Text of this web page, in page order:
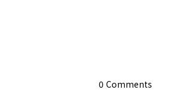
0 Comments